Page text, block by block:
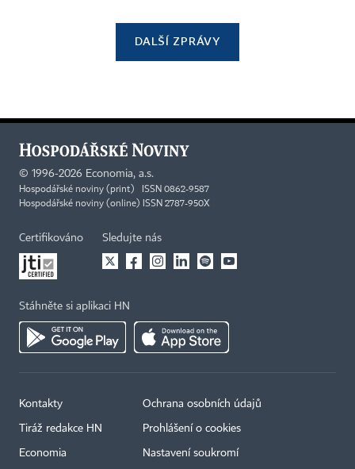
DALŠÍ ZPRÁVY
© 1996-2026 Economia, a.s.
Hospodářské noviny (print) ISSN 0862-9587
Hospodářské noviny (online) ISSN 2787-950X
Certifikováno Sledujte nás
Stáhněte si aplikaci HN
Kontakty
Tiráž redakce HN
Economia
Ochrana osobních údajů
Prohlášení o cookies
Nastavení soukromí